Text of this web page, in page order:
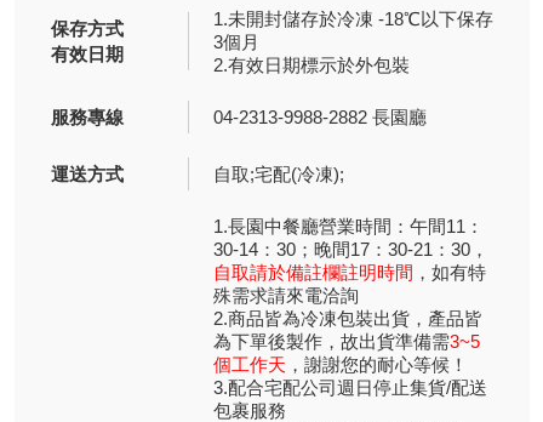
保存方式
有效日期
1.未開封儲存於冷凍 -18℃以下保存
3個月
2.有效日期標示於外包裝
服務專線 04-2313-9988-2882 長園廳
運送方式 自取;宅配(冷凍);
1.長園中餐廳營業時間：午間11：
30-14：30；晚間17：30-21：30，
自取請於備註欄註明時間 ，如有特
殊需求請來電洽詢
2.商品皆為冷凍包裝出貨，產品皆
為下單後製作，故出貨準備需3~5
個工作天 ，謝謝您的耐心等候！
3.配合宅配公司週日停止集貨/配送
包裹服務